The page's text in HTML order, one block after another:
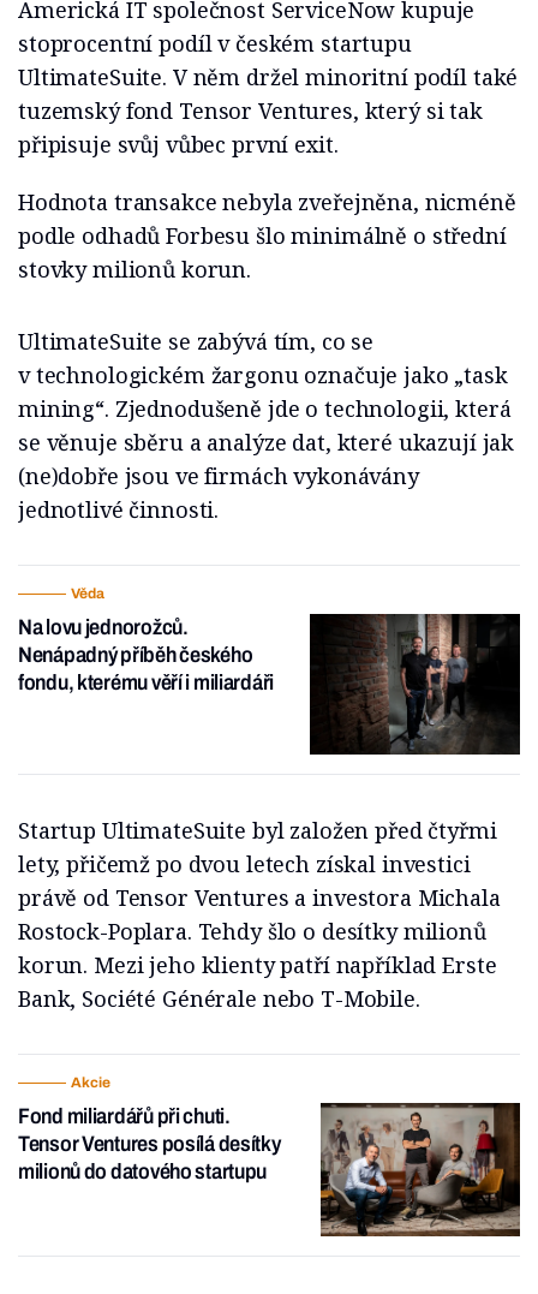
Americká IT společnost ServiceNow kupuje
stoprocentní podíl v českém startupu
UltimateSuite. V něm držel minoritní podíl také
tuzemský fond Tensor Ventures, který si tak
připisuje svůj vůbec první exit.
Hodnota transakce nebyla zveřejněna, nicméně
podle odhadů Forbesu šlo minimálně o střední
stovky milionů korun.
UltimateSuite se zabývá tím, co se
v technologickém žargonu označuje jako „task
mining“. Zjednodušeně jde o technologii, která
se věnuje sběru a analýze dat, které ukazují jak
(ne)dobře jsou ve firmách vykonávány
jednotlivé činnosti.
Věda
Na lovu jednorožců.
Nenápadný příběh českého
fondu, kterému věří i miliardáři
Startup UltimateSuite byl založen před čtyřmi
lety, přičemž po dvou letech získal investici
právě od Tensor Ventures a investora Michala
Rostock-Poplara. Tehdy šlo o desítky milionů
korun. Mezi jeho klienty patří například Erste
Bank, Société Générale nebo T-Mobile.
Akcie
Fond miliardářů při chuti.
Tensor Ventures posílá desítky
milionů do datového startupu